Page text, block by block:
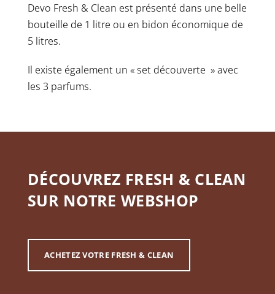
Devo Fresh & Clean est présenté dans une belle
bouteille de 1 litre ou en bidon économique de
5 litres.
Il existe également un « set découverte » avec
les 3 parfums.
DÉCOUVREZ FRESH & CLEAN
SUR NOTRE WEBSHOP
ACHETEZ VOTRE FRESH & CLEAN